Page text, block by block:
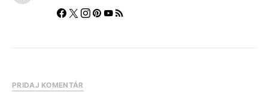
PRIDAJ KOMENTÁR